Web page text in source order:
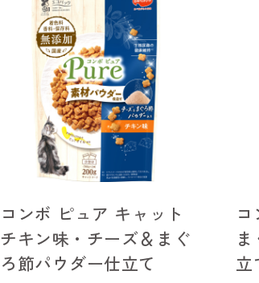
コンボ ピュア キャット
チキン味・チーズ＆まぐ
ろ節パウダー仕立て
立